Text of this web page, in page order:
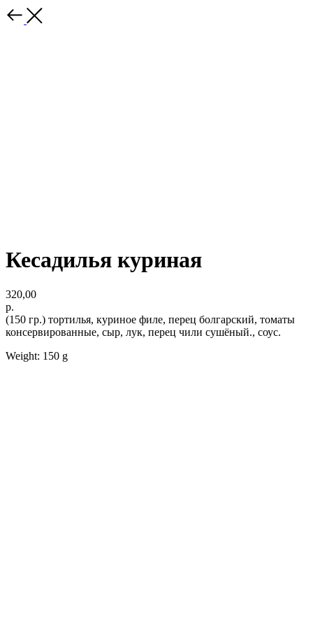
Кесадилья куриная
320,00
р.
(150 гр.) тортилья, куриное филе, перец болгарский, томаты
консервированные, сыр, лук, перец чили сушёный., соус.
Weight: 150 g